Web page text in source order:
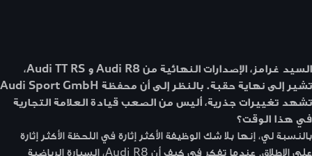
السيد غرامز، الإصدارات النهائية من Audi R8 و Audi TT RS،
تشير إلى نهاية حقبة. بالنظر إلى أن محفظة Audi Sport GmbH
تشهد تغييرات جذرية، أليس من الصعب قيادة العلامة التجارية
في هذا الوقت؟
بالنسبة لي، إنها بلا شك الوظيفة الأكثر إثارة في اللحظة الأكثر إثارة
على الإطلاق. عندما تفكر في كيف أن Audi R8، السيارة الرياضية